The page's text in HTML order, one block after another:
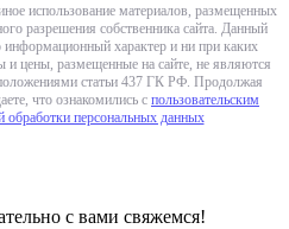
использование материалов, размещенных
разрешения собственника сайта. Данный
информационный характер и ни при каких
цены, размещенные на сайте, не являются
статьи 437 ГК РФ. Продолжая
что ознакомились с пользовательским
обработки персональных данных
с вами свяжемся!